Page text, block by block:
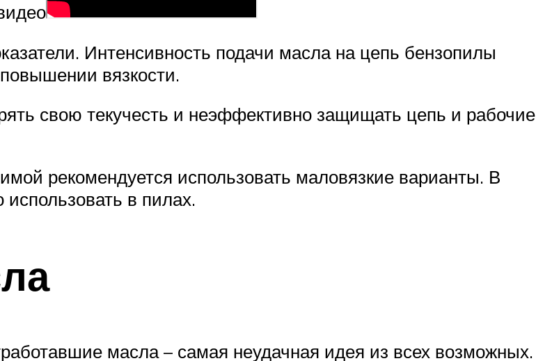
Интенсивность подачи масла на цепь бензопилы
вязкости.
свою текучесть и неэффективно защищать цепь и рабочие
рекомендуется использовать маловязкие варианты. В
в пилах.
масла – самая неудачная идея из всех возможных.